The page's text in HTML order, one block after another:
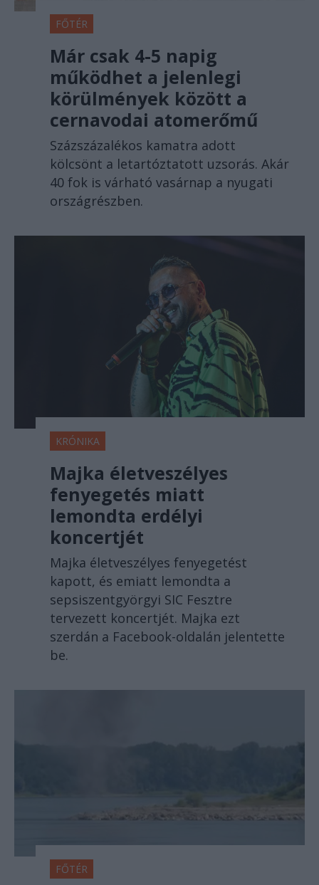
FŐTÉR
Már csak 4-5 napig
működhet a jelenlegi
körülmények között a
cernavodai atomerőmű
Százszázalékos kamatra adott
kölcsönt a letartóztatott uzsorás. Akár
40 fok is várható vasárnap a nyugati
országrészben.
KRÓNIKA
Majka életveszélyes
fenyegetés miatt
lemondta erdélyi
koncertjét
Majka életveszélyes fenyegetést
kapott, és emiatt lemondta a
sepsiszentgyörgyi SIC Fesztre
tervezett koncertjét. Majka ezt
szerdán a Facebook-oldalán jelentette
be.
FŐTÉR